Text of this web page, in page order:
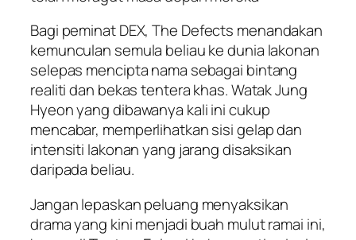
Bagi peminat DEX,The Defects menandakan
kemunculan semula beliau ke dunia lakonan
selepas mencipta nama sebagai bintang
realiti dan bekas tentera khas. Watak Jung
Hyeon yang dibawanya kali ini cukup
mencabar, memperlihatkan sisi gelap dan
intensiti lakonan yang jarang disaksikan
daripada beliau.
Jangan lepaskan peluang menyaksikan
drama yang kini menjadi buah mulut ramai ini,